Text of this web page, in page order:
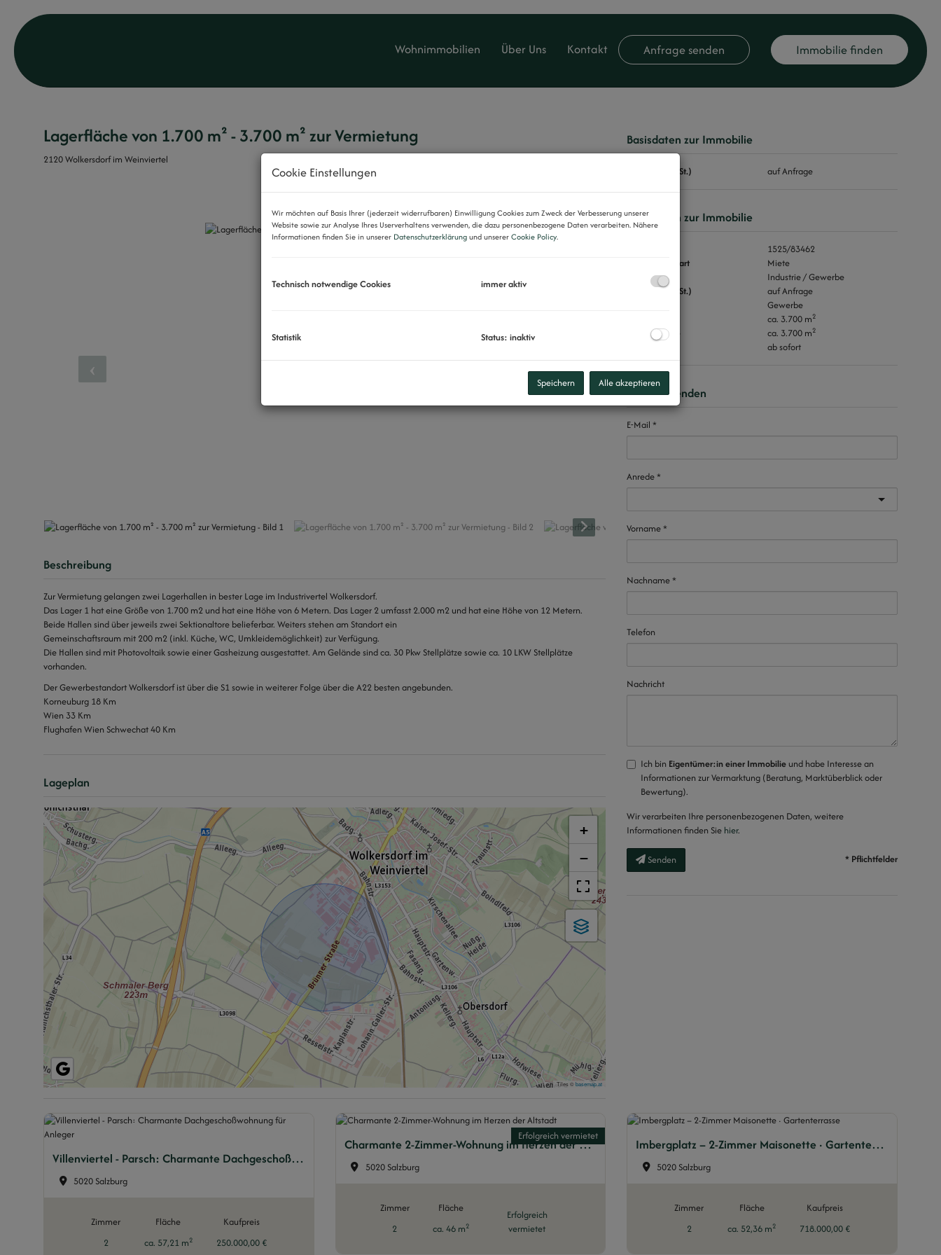
Wohnimmobilien Über Uns Kontakt Anfrage senden Immobilie finden
Lagerfläche von 1.700 m² - 3.700 m² zur Vermietung
2120 Wolkersdorf im Weinviertel
zur Liste
Beschreibung
Zur Vermietung gelangen zwei Lagerhallen in bester Lage im Industrivertel Wolkersdorf.
Das Lager 1 hat eine Größe von 1.700 m2 und hat eine Höhe von 6 Metern. Das Lager 2 umfasst 2.000 m2 und hat eine Höhe von 12 Metern.
Beide Hallen sind über jeweils zwei Sektionaltore belieferbar. Weiters stehen am Standort ein
Gemeinschaftsraum mit 200 m2 (inkl. Küche, WC, Umkleidemöglichkeit) zur Verfügung.
Die Hallen sind mit Photovoltaik sowie einer Gasheizung ausgestattet. Am Gelände sind ca. 30 Pkw Stellplätze sowie ca. 10 LKW Stellplätze
vorhanden.
Der Gewerbestandort Wolkersdorf ist über die S1 sowie in weiterer Folge über die A22 besten angebunden.
Korneuburg 18 Km
Wien 33 Km
Flughafen Wien Schwechat 40 Km
Lageplan
+
−
Tiles ©basemap.at
Basisdaten zur Immobilie
Miete (exkl. USt.) auf Anfrage
Basisdaten zur Immobilie
1525/83462
Vermarktungsart
Miete
Objektart
Industrie / Gewerbe
Miete (exkl. USt.)
auf Anfrage
Gewerbe
ca. 3.700 m2
Gesamtfläche ca. 3.700 m2
ab sofort
Anfrage senden
E-Mail
Anrede
Vorname
Nachname
Telefon
Nachricht
Ich bin Eigentümer:in einer Immobilie und habe Interesse an
Informationen zur Vermarktung (Beratung, Marktüberblick oder
Bewertung).
Wir verarbeiten Ihre personenbezogenen Daten, weitere
Informationen finden Sie hier.
Senden * Pflichtfelder
Villenviertel - Parsch: Charmante Dachgeschoßwohnung für Anleger
5020 Salzburg
Zimmer
2
Fläche
ca. 57,21 m2
Kaufpreis
250.000,00 €
Erfolgreich vermietet
Charmante 2-Zimmer-Wohnung im Herzen der Altstadt
5020 Salzburg
Zimmer
2
Fläche
ca. 46 m2
Erfolgreich
vermietet
Imbergplatz – 2-Zimmer Maisonette · Gartenterrasse
5020 Salzburg
Zimmer
2
Fläche
ca. 52,36 m2
Kaufpreis
718.000,00 €
Cookie Einstellungen
Wir möchten auf Basis Ihrer (jederzeit widerrufbaren) Einwilligung Cookies zum Zweck der Verbesserung unserer
Website sowie zur Analyse Ihres Userverhaltens verwenden, die dazu personenbezogene Daten verarbeiten. Nähere
Informationen finden Sie in unserer Datenschutzerklärungund unsererCookie Policy.
Technisch notwendige Cookies immer aktiv
Statistik Status: inaktiv
Speichern Alle akzeptieren